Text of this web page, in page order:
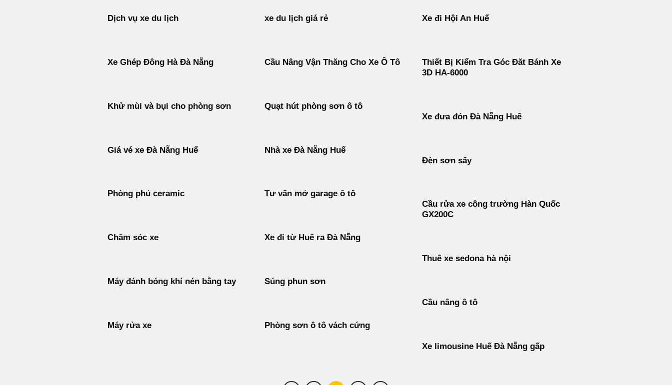
Dịch vụ xe du lịch xe du lịch giá rẻ Xe đi Hội An Huế
Xe Ghép Đông Hà Đà Nẵng Cầu Nâng Vận Thăng Cho Xe Ô Tô
Thiết Bị Kiểm Tra Góc Đăt Bánh Xe
3D HA-6000
Khử mùi và bụi cho phòng sơn
Quạt hút phòng sơn ô tô
Xe đưa đón Đà Nẵng Huế
Giá vé xe Đà Nẵng Huế
Nhà xe Đà Nẵng Huế
Đèn sơn sấy
Phòng phủ ceramic
Tư vấn mở garage ô tô
Cầu rửa xe công trường Hàn Quốc
GX200C
Chăm sóc xe Xe đi từ Huế ra Đà Nẵng
Thuê xe sedona hà nội
Máy đánh bóng khí nén bằng tay Súng phun sơn
Cầu nâng ô tô
Máy rửa xe Phòng sơn ô tô vách cứng
Xe limousine Huế Đà Nẵng gấp